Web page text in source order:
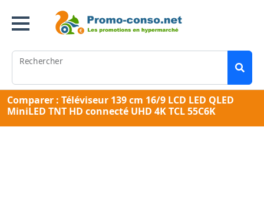
Rechercher
Comparer : Téléviseur 139 cm 16/9 LCD LED QLED
MiniLED TNT HD connecté UHD 4K TCL 55C6K